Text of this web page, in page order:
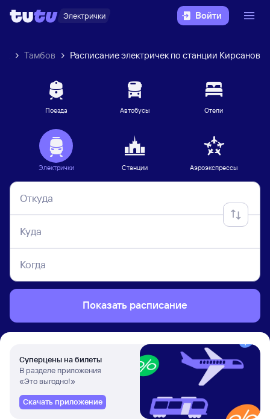
Электрички Войти
Тамбов Расписание электричек по станции Кирсанов
Поезда Автобусы Отели
Электрички Станции Аэроэкспрессы
Откуда
Куда
Когда
Показать расписание
Суперцены на билеты
В разделе приложения
«Это выгодно!»
Скачать приложение